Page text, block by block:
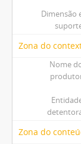
Dimensão
Zona do
Nome
Zona do